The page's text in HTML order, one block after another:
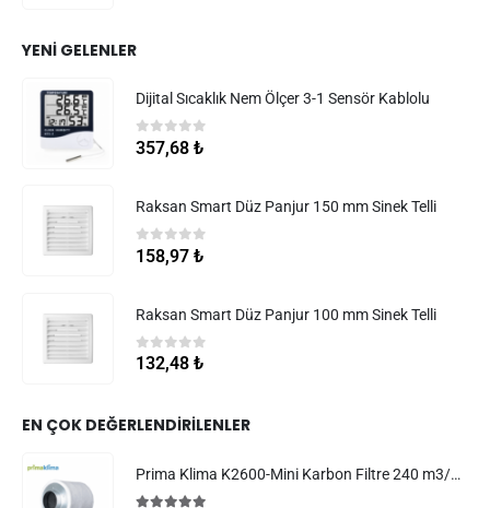
YENI GELENLER
Dijital Sıcaklık Nem Ölçer 3-1 Sensör Kablolu
05 üzerinden
357,68 ₺
Raksan Smart Düz Panjur 150 mm Sinek Telli
0 5 üzerinden
158,97 ₺
Raksan Smart Düz Panjur 100 mm Sinek Telli
05 üzerinden
132,48 ₺
EN ÇOK DEĞERLENDIRILENLER
Prima Klima K2600-Mini Karbon Filtre 240 m3/h 100 mm